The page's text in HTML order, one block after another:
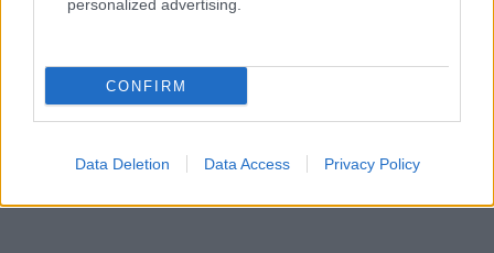
personalized advertising.
CONFIRM
Data Deletion Data Access Privacy Policy
06.08.2026